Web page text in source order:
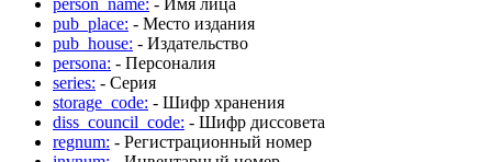
person_name: - Имя лица
pub_place: - Место издания
pub_house: - Издательство
persona: - Персоналия
series: - Серия
storage_code: - Шифр хранения
diss_council_code: - Шифр диссовета
regnum: - Регистрационный номер